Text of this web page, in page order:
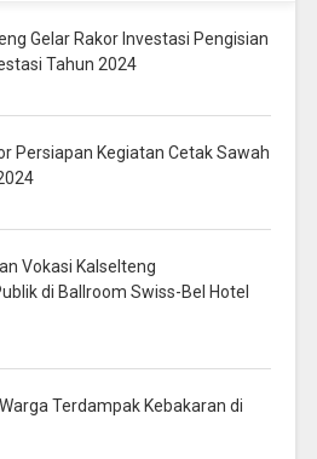
Gelar Rakor Investasi Pengisian
Tahun 2024
Persiapan Kegiatan Cetak Sawah
Vokasi Kalselteng
di Ballroom Swiss-Bel Hotel
Terdampak Kebakaran di